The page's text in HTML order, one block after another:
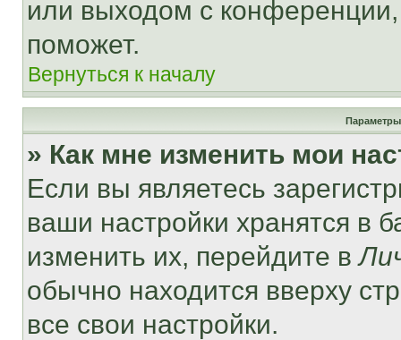
или выходом с
поможет.
Вернуться к началу
Параметры
» Как мне изменить мои
Если вы являетесь
ваши настройки хранятся в
изменить их, перейдите в
обычно находится вверху
все свои настройки.